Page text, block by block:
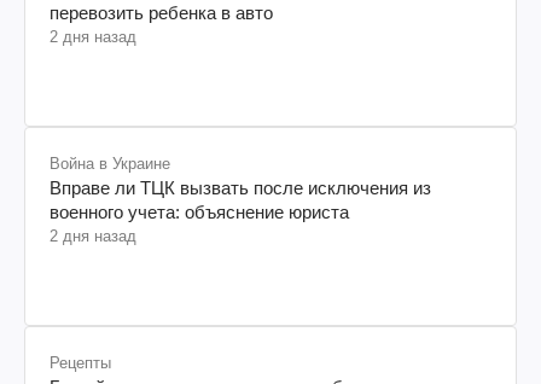
перевозить ребенка в авто
2 дня назад
Война в Украине
Вправе ли ТЦК вызвать после исключения из
военного учета: объяснение юриста
2 дня назад
Рецепты